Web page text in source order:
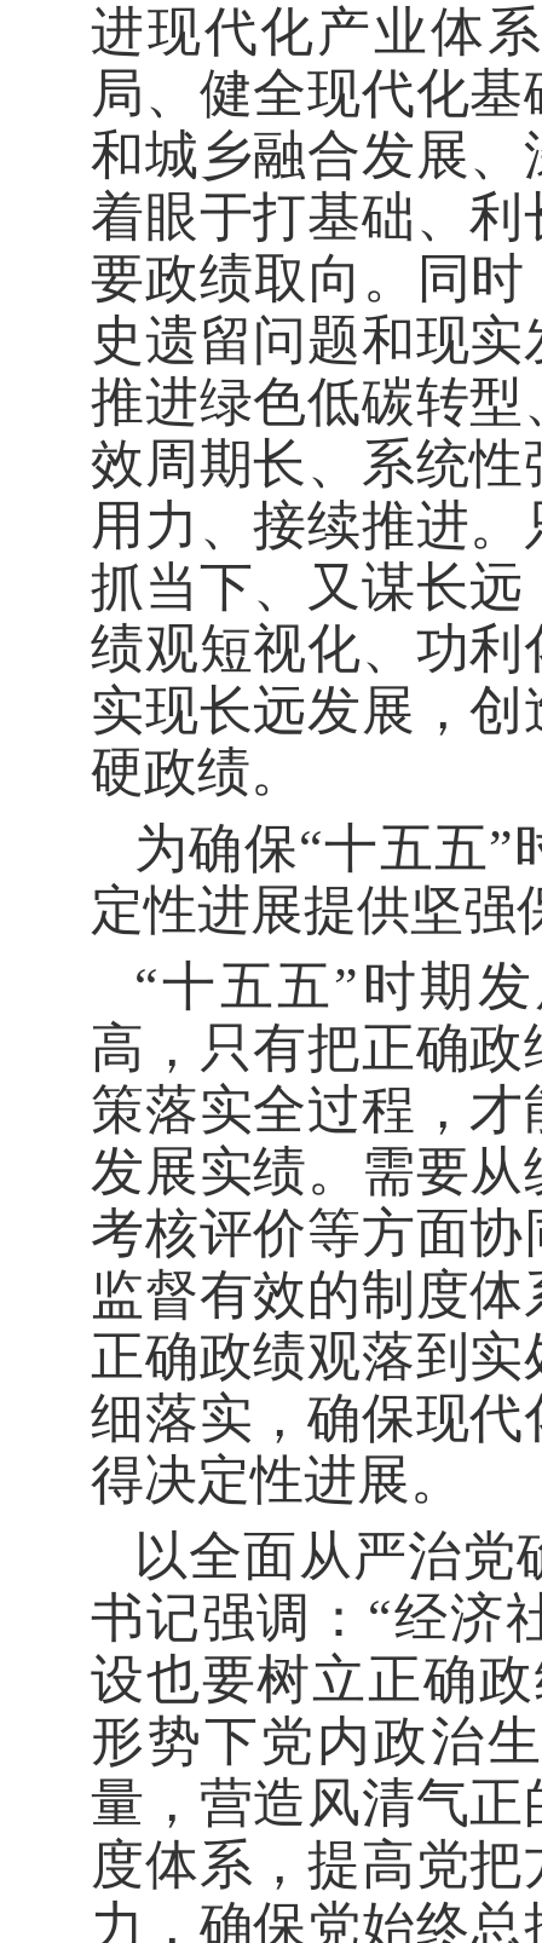
进现代化产业体
局、健全现代化
和城乡融合发展
着眼于打基础、
要政绩取向。同
史遗留问题和现
推进绿色低碳转
效周期长、系统
用力、接续推进
抓当下、又谋长
绩观短视化、功
实现长远发展，
硬政绩。
为确保“十五五
定性进展提供坚强
“十五五”时期
高，只有把正确
策落实全过程，
发展实绩。需要
考核评价等方面
监督有效的制度
正确政绩观落到
细落实，确保现
得决定性进展。
以全面从严治党
书记强调：“经济
设也要树立正确
形势下党内政治
量，营造风清气
度体系，提高党
力，确保党始终